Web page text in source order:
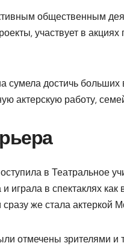
общественным
участвует в
достичь
актерскую работу,
в Театральное
и играла в спектаклях
же стала актеркой
отмечены зрителями и